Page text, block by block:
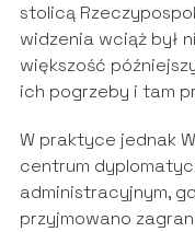
stolicą
widzenia wciąż był
większość
ich pogrzeby i tam
W praktyce jednak
centrum
administracyjnym,
przyjmowano